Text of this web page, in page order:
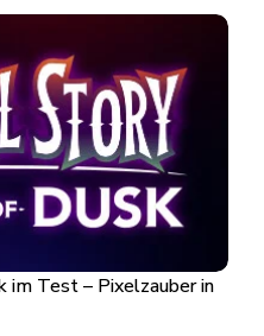
im Test – Pixelzauber in